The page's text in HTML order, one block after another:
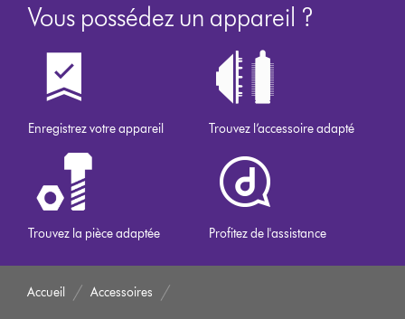
Vous possédez un appareil ?
Enregistrez votre appareil Trouvez l’accessoire adapté
Trouvez la pièce adaptée Profitez de l'assistance
Accueil Accessoires